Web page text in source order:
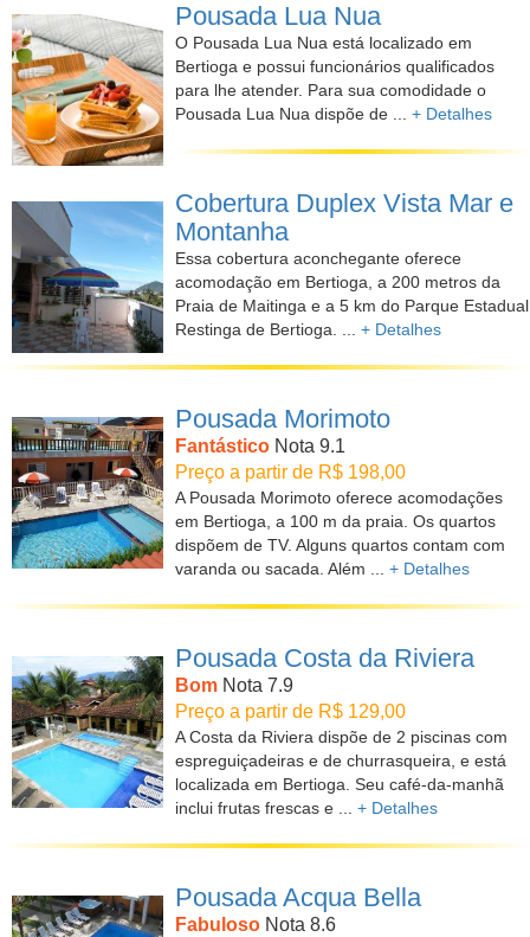
Pousada Lua Nua
O Pousada Lua Nua está localizado em
Bertioga e possui funcionários qualificados
para lhe atender. Para sua comodidade o
Pousada Lua Nua dispõe de ... + Detalhes
Cobertura Duplex Vista Mar e
Montanha
Essa cobertura aconchegante oferece
acomodação em Bertioga, a 200 metros da
Praia de Maitinga e a 5 km do Parque Estadual
Restinga de Bertioga. ... + Detalhes
Pousada Morimoto
Fantástico Nota 9.1
Preço a partir de R$ 198,00
A Pousada Morimoto oferece acomodações
em Bertioga, a 100 m da praia. Os quartos
dispõem de TV. Alguns quartos contam com
varanda ou sacada. Além ... + Detalhes
Pousada Costa da Riviera
Bom Nota 7.9
Preço a partir de R$ 129,00
A Costa da Riviera dispõe de 2 piscinas com
espreguiçadeiras e de churrasqueira, e está
localizada em Bertioga. Seu café-da-manhã
inclui frutas frescas e ... + Detalhes
Pousada Acqua Bella
Fabuloso Nota 8.6